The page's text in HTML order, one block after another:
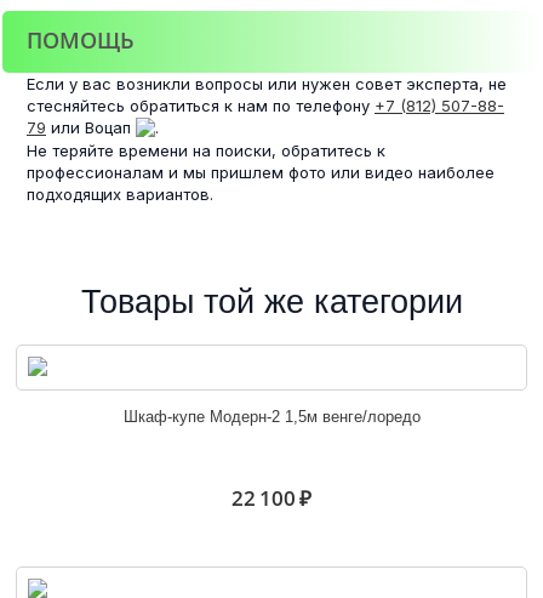
ПОМОЩЬ
Если у вас возникли вопросы или нужен совет эксперта, не
стесняйтесь обратиться к нам по телефону +7 (812) 507-88-
79 или Воцап
.
Не теряйте времени на поиски, обратитесь к
профессионалам и мы пришлем фото или видео наиболее
подходящих вариантов.
Товары той же категории
Шкаф-купе Модерн-2 1,5м венге/лоредо
22 100 ₽